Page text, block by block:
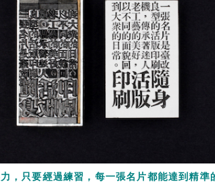
，只要經過練習，每一張名片都能達到精準